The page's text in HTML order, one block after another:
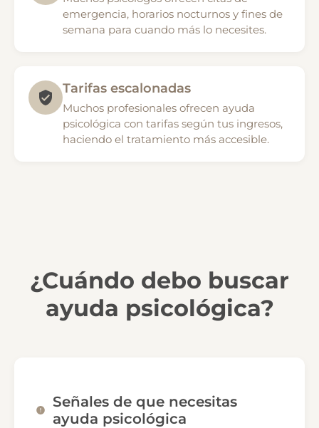
emergencia, horarios nocturnos y fines de
semana para cuando más lo necesites.
Tarifas escalonadas
Muchos profesionales ofrecen ayuda
psicológica con tarifas según tus ingresos,
haciendo el tratamiento más accesible.
¿Cuándo debo buscar
ayuda psicológica?
Señales de que necesitas
ayuda psicológica